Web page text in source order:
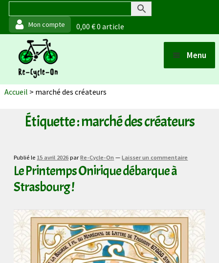
0,00€0 article
Aller
navigation
Aller
au
contenu
Menu
Boutique
Points de vente
Actualités
À propos (de moi)
Accueil > marché des créateurs
Étiquette :marché des créateurs
Publié le 15 avril 2026 parRe-Cycle-On —Laisser un commentaire
Le Printemps Onirique débarque à
Strasbourg !